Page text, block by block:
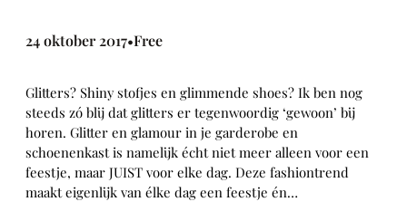
24 oktober 2017•Free
Glitters? Shiny stofjes en glimmende shoes? Ik ben nog
steeds zó blij dat glitters er tegenwoordig ‘gewoon’ bij
horen. Glitter en glamour in je garderobe en
schoenenkast is namelijk écht niet meer alleen voor een
feestje, maar JUIST voor elke dag. Deze fashiontrend
maakt eigenlijk van élke dag een feestje én…